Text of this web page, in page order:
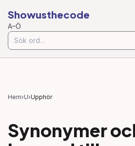
Showusthecode
A–Ö
Hem›U›Upphör
Synonymer